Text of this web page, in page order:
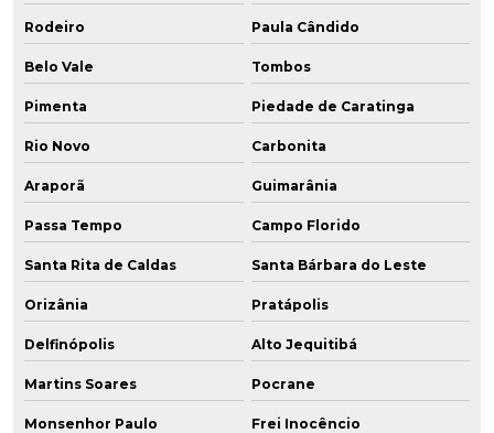
Rodeiro Paula Cândido
Belo Vale Tombos
Pimenta Piedade de Caratinga
Rio Novo Carbonita
Araporã Guimarânia
Passa Tempo Campo Florido
Santa Rita de Caldas Santa Bárbara do Leste
Orizânia Pratápolis
Delfinópolis Alto Jequitibá
Martins Soares Pocrane
Monsenhor Paulo Frei Inocêncio